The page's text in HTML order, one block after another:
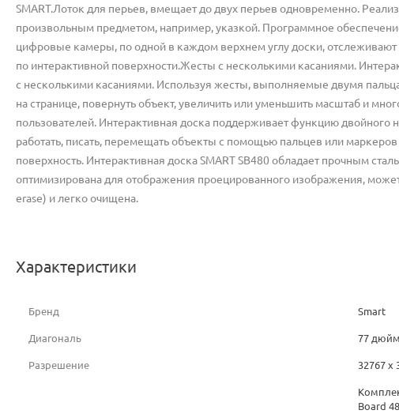
SMART.Лоток для перьев, вмещает до двух перьев одновременно.
произвольным предметом, например, указкой. Программное
цифровые камеры, по одной в каждом верхнем углу доски,
по интерактивной поверхности.Жесты с несколькими касаниями.
с несколькими касаниями. Используя жесты, выполняемые двумя
на странице, повернуть объект, увеличить или уменьшить масштаб и
пользователей. Интерактивная доска поддерживает функцию двойного
работать, писать, перемещать объекты с помощью пальцев или
поверхность. Интерактивная доска SMART SB480 обладает прочным
оптимизирована для отображения проецированного изображения,
erase) и легко очищена.
Характеристики
Бренд Smart
Диагональ 77
Разрешение 32767 х
Board